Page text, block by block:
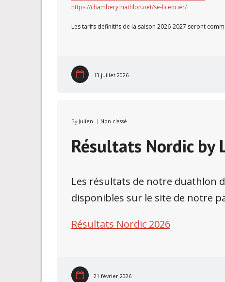
https://chamberytriathlon.net/se-licencier/
Les tarifs définitifs de la saison 2026-2027 seront
13 juillet 2026
By Julien Non classé
Résultats Nordic by
Les résultats de notre duathlon
disponibles sur le site de notre
Résultats Nordic 2026
21 février 2026